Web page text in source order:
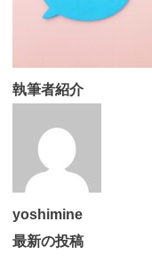
執筆者紹介
yoshimine
最新の投稿